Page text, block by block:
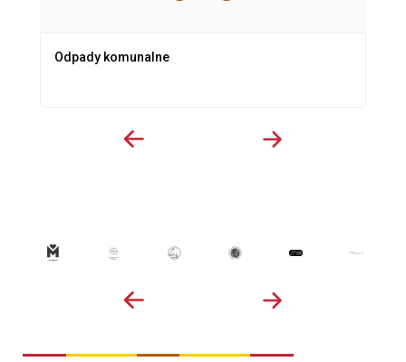
Odpady komunalne